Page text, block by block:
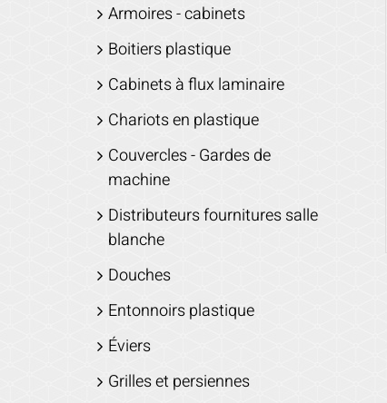
Armoires - cabinets
Boitiers plastique
Cabinets à flux laminaire
Chariots en plastique
Couvercles - Gardes de
machine
Distributeurs fournitures salle
blanche
Douches
Entonnoirs plastique
Éviers
Grilles et persiennes